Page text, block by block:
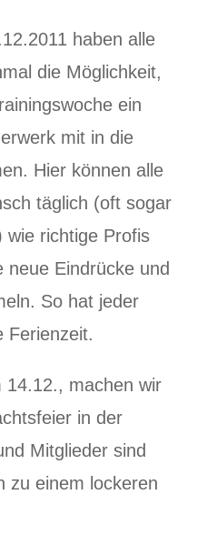
haben alle
die Möglichkeit,
ein
mit in die
Hier können alle
täglich (oft sogar
wie richtige Profis
neue Eindrücke und
So hat jeder
Ferienzeit.
machen wir
in der
Mitglieder sind
zu einem lockeren